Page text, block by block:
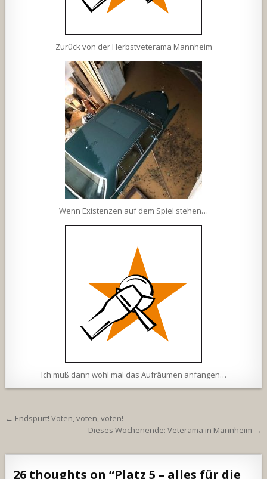
Zurück von der Herbstveterama Mannheim
Wenn Existenzen auf dem Spiel stehen…
Ich muß dann wohl mal das Aufräumen anfangen…
Beitragsnavigation
← Endspurt! Voten, voten, voten!
Dieses Wochenende: Veterama in Mannheim →
26 thoughts on “Platz 5 – alles für die